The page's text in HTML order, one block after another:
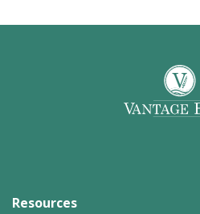
Vantage Bank
Resources